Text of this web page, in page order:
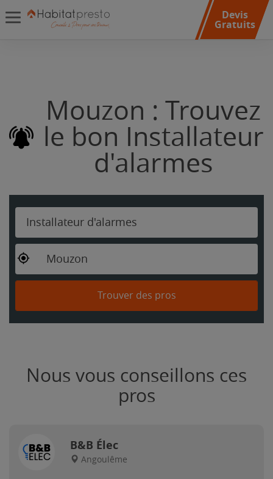
Devis
Gratuits
Mouzon : Trouvez
le bon Installateur
d'alarmes
Installateur d'alarmes
Mouzon
Trouver des pros
Nous vous conseillons ces
pros
B&B Élec
Angoulême